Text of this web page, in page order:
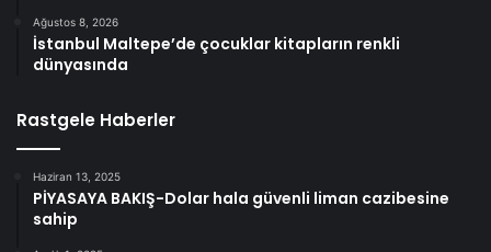
Ağustos 8, 2026
İstanbul Maltepe’de çocuklar kitapların renkli
dünyasında
Rastgele Haberler
Haziran 13, 2025
PİYASAYA BAKIŞ-Dolar hala güvenli liman cazibesine
sahip